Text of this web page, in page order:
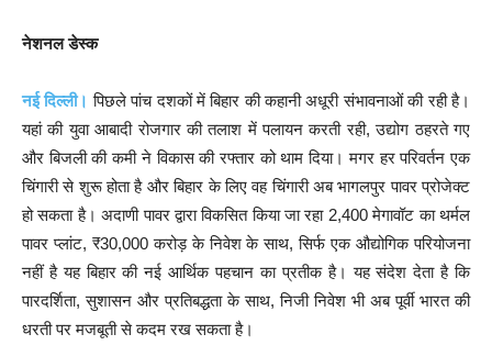
नेशनल डेस्क
नई दिल्ली। पिछले पांच दशकों में बिहार की कहानी अधूरी संभावनाओं की रही है।
यहां की युवा आबादी रोजगार की तलाश में पलायन करती रही, उद्योग ठहरते गए
और बिजली की कमी ने विकास की रफ्तार को थाम दिया। मगर हर परिवर्तन एक
चिंगारी से शुरू होता है और बिहार के लिए वह चिंगारी अब भागलपुर पावर प्रोजेक्ट
हो सकता है। अदाणी पावर द्वारा विकसित किया जा रहा 2,400 मेगावॉट का थर्मल
पावर प्लांट, ₹30,000 करोड़ के निवेश के साथ, सिर्फ एक औद्योगिक परियोजना
नहीं है यह बिहार की नई आर्थिक पहचान का प्रतीक है। यह संदेश देता है कि
पारदर्शिता, सुशासन और प्रतिबद्धता के साथ, निजी निवेश भी अब पूर्वी भारत की
धरती पर मजबूती से कदम रख सकता है।